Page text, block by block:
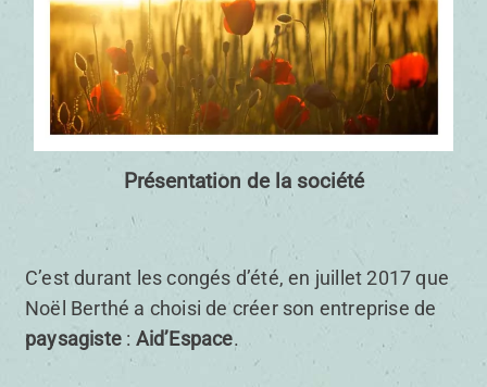
Présentation de la société
C’est durant les congés d’été, en juillet 2017 que
Noël Berthé a choisi de créer son entreprise de
paysagiste : Aid’Espace.